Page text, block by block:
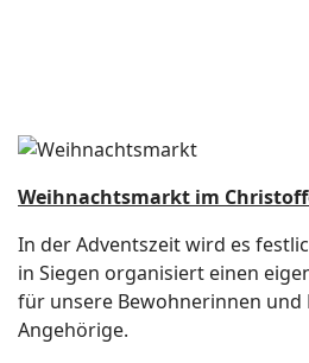
Weihnachtsmarkt im
In der Adventszeit wird es
in Siegen organisiert einen
für unsere Bewohnerinnen und
Angehörige.